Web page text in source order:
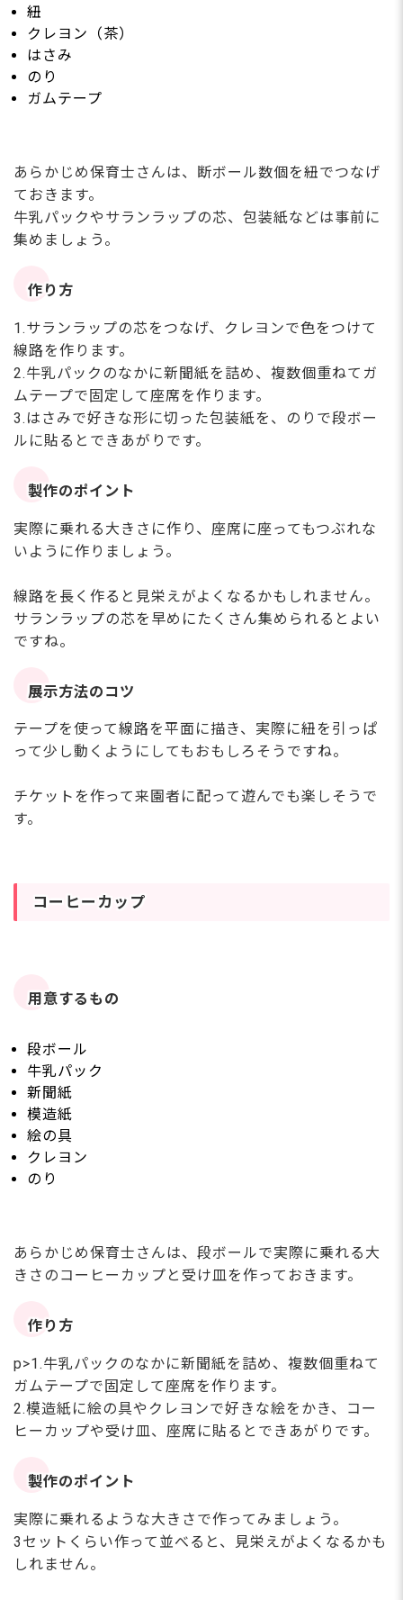
紐
クレヨン（茶）
はさみ
のり
ガムテープ
あらかじめ保育士さんは、断ボール数個を紐でつなげ
ておきます。
牛乳パックやサランラップの芯、包装紙などは事前に
集めましょう。
作り方
1.サランラップの芯をつなげ、クレヨンで色をつけて
線路を作ります。
2.牛乳パックのなかに新聞紙を詰め、複数個重ねてガ
ムテープで固定して座席を作ります。
3.はさみで好きな形に切った包装紙を、のりで段ボー
ルに貼るとできあがりです。
製作のポイント
実際に乗れる大きさに作り、座席に座ってもつぶれな
いように作りましょう。
線路を長く作ると見栄えがよくなるかもしれません。
サランラップの芯を早めにたくさん集められるとよい
ですね。
展示方法のコツ
テープを使って線路を平面に描き、実際に紐を引っぱ
って少し動くようにしてもおもしろそうですね。
チケットを作って来園者に配って遊んでも楽しそうで
す。
コーヒーカップ
用意するもの
段ボール
牛乳パック
新聞紙
模造紙
絵の具
クレヨン
のり
あらかじめ保育士さんは、段ボールで実際に乗れる大
きさのコーヒーカップと受け皿を作っておきます。
作り方
p>1.牛乳パックのなかに新聞紙を詰め、複数個重ねて
ガムテープで固定して座席を作ります。
2.模造紙に絵の具やクレヨンで好きな絵をかき、コー
ヒーカップや受け皿、座席に貼るとできあがりです。
製作のポイント
実際に乗れるような大きさで作ってみましょう。
3セットくらい作って並べると、見栄えがよくなるかも
しれません。